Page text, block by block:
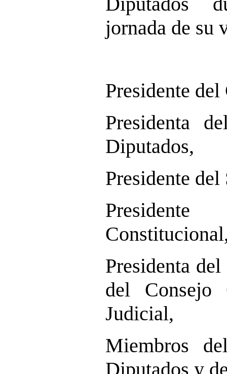
jornada de su
Presidente
Presidenta
Diputados,
Presidente del
Presidenta
del Consejo
Judicial,
Miembros
Diputados y